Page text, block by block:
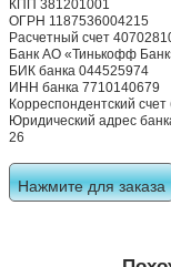
КПП 381201001
ОГРН 1187536004215
Расчетный счет
Банк АО «Тинькофф
БИК банка 044525974
ИНН банка 7710140679
Корреспондентский
Юридический адрес
26
Нажмите для заказа